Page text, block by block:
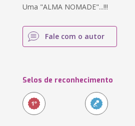
Uma "ALMA NOMADE"...!!!
Fale com o autor
Selos de reconhecimento